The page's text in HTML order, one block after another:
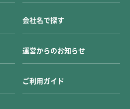
会社名で探す
運営からのお知らせ
ご利用ガイド